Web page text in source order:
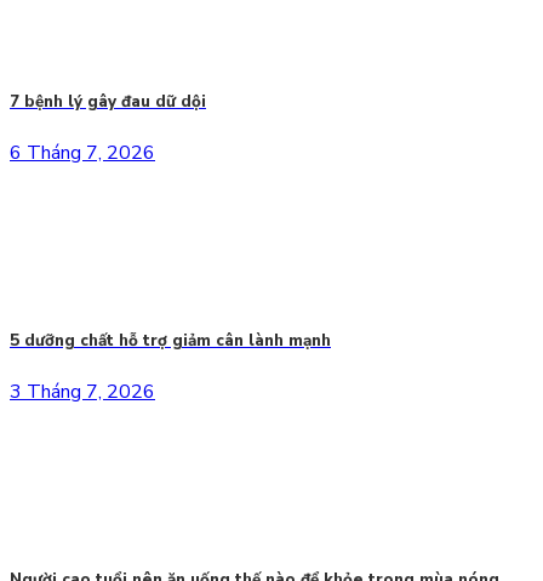
7 bệnh lý gây đau dữ dội
6 Tháng 7, 2026
5 dưỡng chất hỗ trợ giảm cân lành mạnh
3 Tháng 7, 2026